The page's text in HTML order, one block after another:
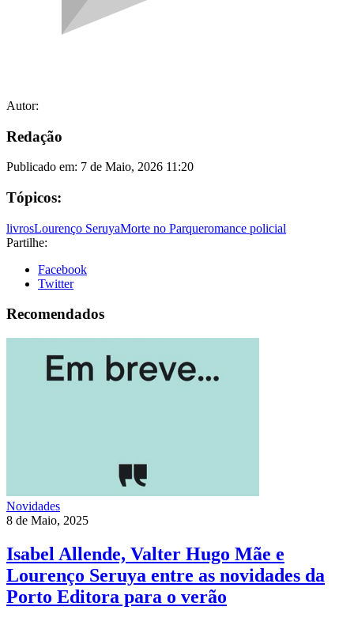
Autor:
Redação
Publicado em: 7 de Maio, 2026 11:20
Tópicos:
livrosLourenço SeruyaMorte no Parqueromance policial
Partilhe:
Facebook
Twitter
Recomendados
Novidades
8 de Maio, 2025
Isabel Allende, Valter Hugo Mãe e
Lourenço Seruya entre as novidades da
Porto Editora para o verão